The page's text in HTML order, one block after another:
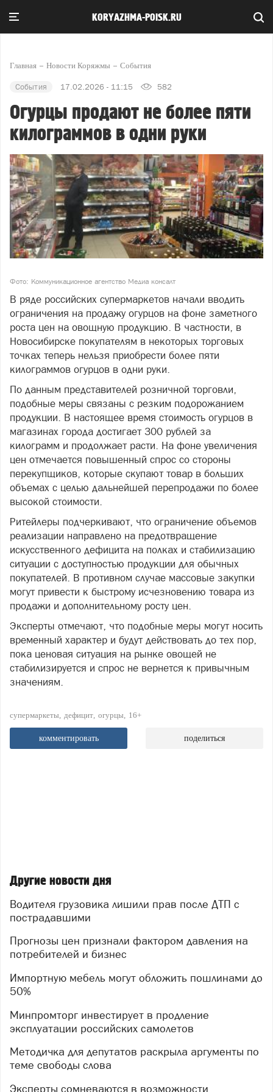
KORYAZHMA-POISK.RU
Главная Новости Коряжмы События
События 17.02.2026 - 11:15 582
Огурцы продают не более пяти
килограммов в одни руки
Фото: Коммуникационное агентство Медиа консалт
В ряде российских супермаркетов начали вводить
ограничения на продажу огурцов на фоне заметного
роста цен на овощную продукцию. В частности, в
Новосибирске покупателям в некоторых торговых
точках теперь нельзя приобрести более пяти
килограммов огурцов в одни руки.
По данным представителей розничной торговли,
подобные меры связаны с резким подорожанием
продукции. В настоящее время стоимость огурцов в
магазинах города достигает 300 рублей за
килограмм и продолжает расти. На фоне увеличения
цен отмечается повышенный спрос со стороны
перекупщиков, которые скупают товар в больших
объемах с целью дальнейшей перепродажи по более
высокой стоимости.
Ритейлеры подчеркивают, что ограничение объемов
реализации направлено на предотвращение
искусственного дефицита на полках и стабилизацию
ситуации с доступностью продукции для обычных
покупателей. В противном случае массовые закупки
могут привести к быстрому исчезновению товара из
продажи и дополнительному росту цен.
Эксперты отмечают, что подобные меры могут носить
временный характер и будут действовать до тех пор,
пока ценовая ситуация на рынке овощей не
стабилизируется и спрос не вернется к привычным
значениям.
супермаркеты дефицит огурцы 16+
комментировать поделиться
Другие новости дня
Водителя грузовика лишили прав после ДТП с
пострадавшими
Прогнозы цен признали фактором давления на
потребителей и бизнес
Импортную мебель могут обложить пошлинами до
50%
Минпромторг инвестирует в продление
эксплуатации российских самолетов
Методичка для депутатов раскрыла аргументы по
теме свободы слова
Эксперты сомневаются в возможности